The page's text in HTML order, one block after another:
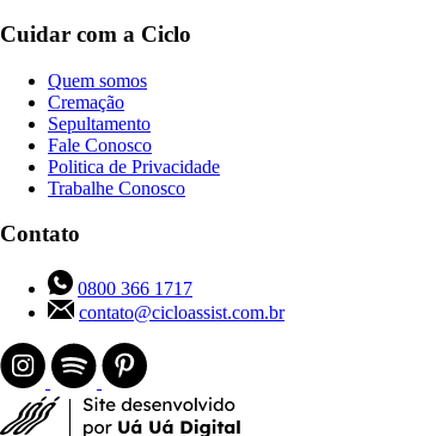
Cuidar com a Ciclo
Quem somos
Cremação
Sepultamento
Fale Conosco
Politica de Privacidade
Trabalhe Conosco
Contato
0800 366 1717
contato@cicloassist.com.br